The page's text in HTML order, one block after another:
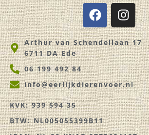
F
a
c
e
b
o
o
k
I
n
s
t
a
g
r
a
m
Arthur van Schendellaan 17
6711 DA Ede
06 199 492 84
info@eerlijkdierenvoer.nl
KVK: 939 594 35
BTW: NL005055399B11